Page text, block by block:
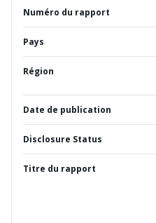
Numéro du rapport
Pays
Région
Date de publication
Disclosure Status
Titre du rapport